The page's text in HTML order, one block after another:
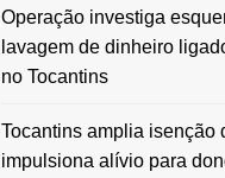
Operação investiga
lavagem de dinheiro
no Tocantins
Tocantins amplia isenção
impulsiona alívio para